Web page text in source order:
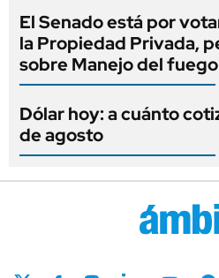
El Senado está por
la Propiedad Privada,
sobre Manejo del fuego
Dólar hoy: a cuánto
de agosto